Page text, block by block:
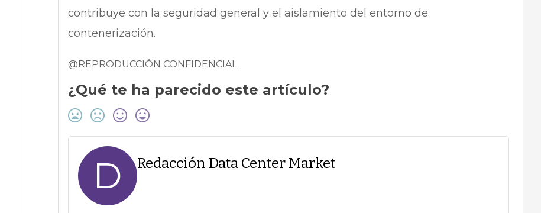
contribuye con la seguridad general y el aislamiento del entorno de
contenerización.
@REPRODUCCIÓN CONFIDENCIAL
¿Qué te ha parecido este artículo?
D Redacción Data Center Market